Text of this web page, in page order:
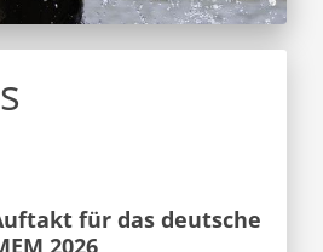
für das deutsche